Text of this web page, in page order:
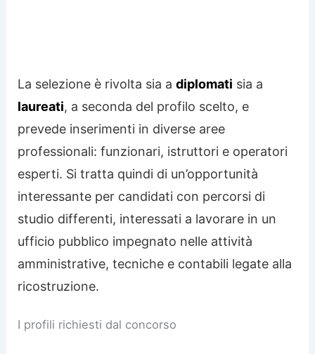
La selezione è rivolta sia adiplomati sia a
laureati, a seconda del profilo scelto, e
prevede inserimenti in diverse aree
professionali: funzionari, istruttori e operatori
esperti. Si tratta quindi di un’opportunità
interessante per candidati con percorsi di
studio differenti, interessati a lavorare in un
ufficio pubblico impegnato nelle attività
amministrative, tecniche e contabili legate alla
ricostruzione.
I profili richiesti dal concorso